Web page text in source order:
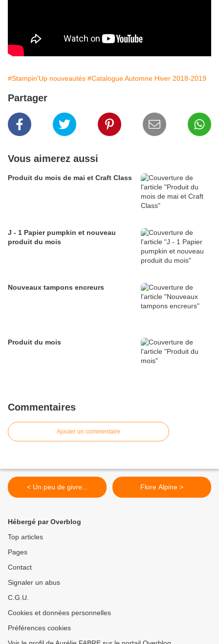
#Stampin'Up nouveautés #Catalogue Automne Hiver 2018-2019
Partager
Vous aimerez aussi
Produit du mois de mai et Craft Class
J - 1 Papier pumpkin et nouveau
produit du mois
Nouveaux tampons encreurs
Produit du mois
Commentaires
Ajouter un commentaire
< Un peu de givre... Flore Alpine >
Hébergé par Overblog
Top articles
Pages
Contact
Signaler un abus
C.G.U.
Cookies et données personnelles
Préférences cookies